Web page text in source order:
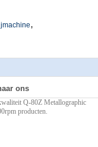
,
ons